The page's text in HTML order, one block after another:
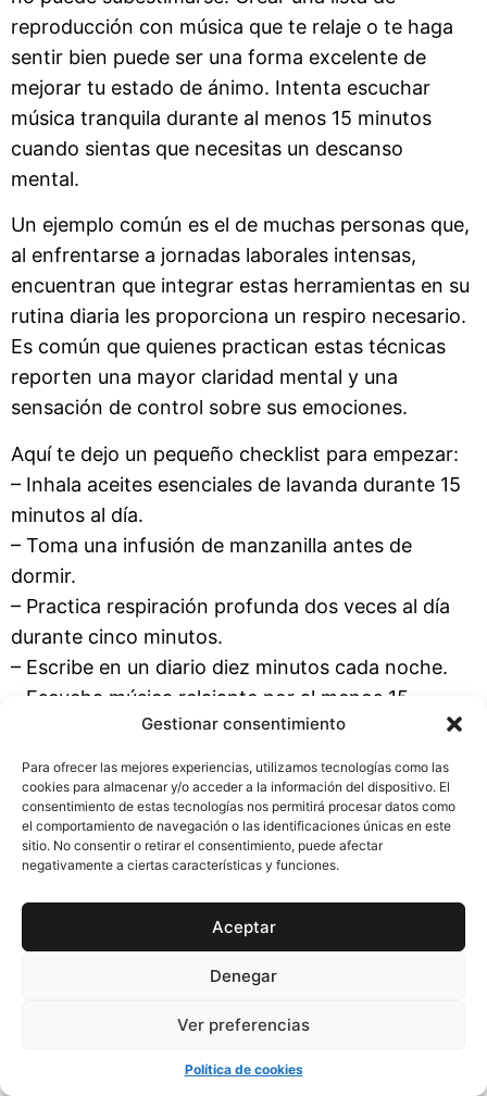
Gestionar consentimiento
Para ofrecer las mejores experiencias, utilizamos tecnologías como las
cookies para almacenar y/o acceder a la información del dispositivo. El
consentimiento de estas tecnologías nos permitirá procesar datos como
el comportamiento de navegación o las identificaciones únicas en este
sitio. No consentir o retirar el consentimiento, puede afectar
negativamente a ciertas características y funciones.
Aceptar
Denegar
Ver preferencias
Política de cookies
reproducción con música que te relaje o te haga
sentir bien puede ser una forma excelente de
mejorar tu estado de ánimo. Intenta escuchar
música tranquila durante al menos 15 minutos
cuando sientas que necesitas un descanso
mental.
Un ejemplo común es el de muchas personas que,
al enfrentarse a jornadas laborales intensas,
encuentran que integrar estas herramientas en su
rutina diaria les proporciona un respiro necesario.
Es común que quienes practican estas técnicas
reporten una mayor claridad mental y una
sensación de control sobre sus emociones.
Aquí te dejo un pequeño checklist para empezar:
– Inhala aceites esenciales de lavanda durante 15
minutos al día.
– Toma una infusión de manzanilla antes de
dormir.
– Practica respiración profunda dos veces al día
durante cinco minutos.
– Escribe en un diario diez minutos cada noche.
– Escucha música relajante por al menos 15
minutos al día.
Recuerda que cada persona es diferente y lo que
funciona para un@ puede no ser igual paraotr@s
Siempre es recomendable consultar con un/a
profesional si decides integrar nuevas prácticas
«`html
Lo que nadie te cuenta
sobre el bienestar
emocional natural